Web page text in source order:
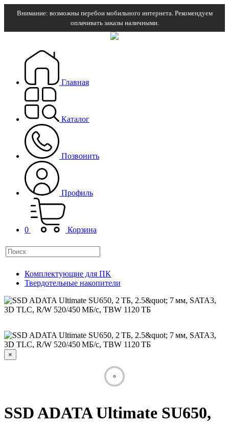
Внимание: возможны перебои мобильного интернета. Рекомендуем
оплачивать заказы наличными.
Главная
Каталог
Позвонить
Профиль
0 Корзина
Комплектующие для ПК
Твердотельные накопители
×
SSD ADATA Ultimate SU650,